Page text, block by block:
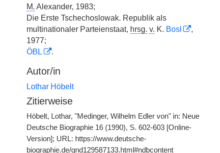
M. Alexander, 1983;
Die Erste Tschechoslowak. Republik als
multinationaler Parteienstaat, hrsg. v. K. Bosl
,
1977;
ÖBL
.
Autor/in
Lothar Höbelt
Zitierweise
Höbelt, Lothar, "Medinger, Wilhelm Edler von" in: Neue
Deutsche Biographie 16 (1990), S. 602-603 [Online-
Version]; URL: https://www.deutsche-
biographie.de/gnd129587133.html#ndbcontent